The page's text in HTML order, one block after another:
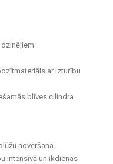
ar izturību
blīves cilindra
novēršana.
intensīvā un ikdienas